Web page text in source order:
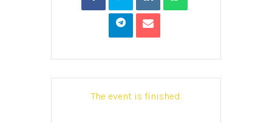
The event is finished.